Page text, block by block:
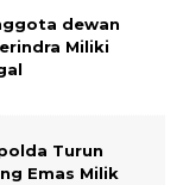
dewan
Miliki
Turun
Emas Milik